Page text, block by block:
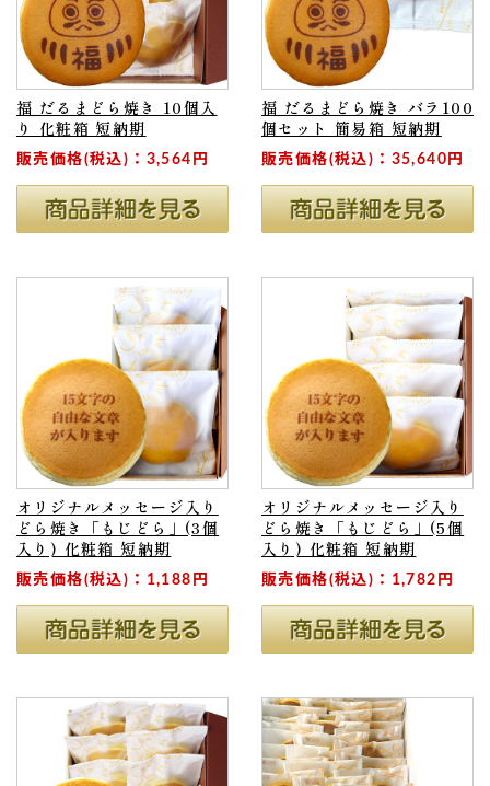
福 だるまどら焼き 10個入
り 化粧箱 短納期
販売価格(税込)：3,564円
福 だるまどら焼き バラ100
個セット 簡易箱 短納期
販売価格(税込)：35,640円
オリジナルメッセージ入り
どら焼き「もじどら」(3個
入り) 化粧箱 短納期
販売価格(税込)：1,188円
オリジナルメッセージ入り
どら焼き「もじどら」(5個
入り) 化粧箱 短納期
販売価格(税込)：1,782円